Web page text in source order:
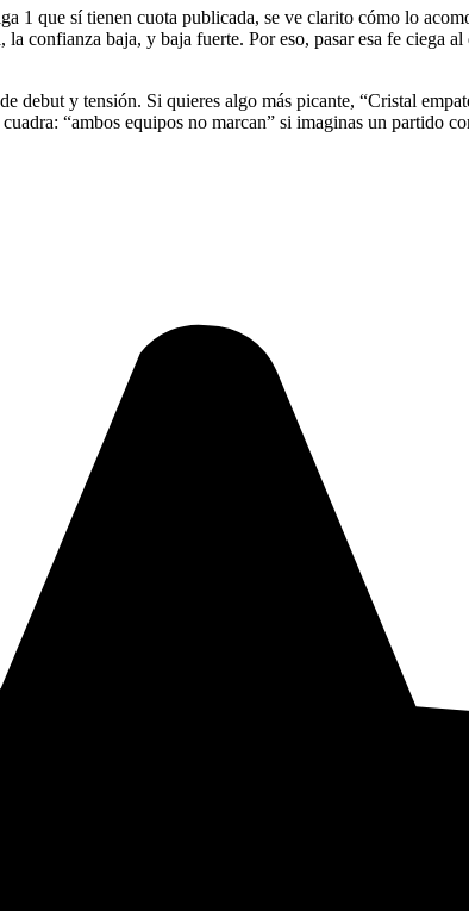
1 que sí tienen cuota publicada, se ve clarito cómo lo
confianza baja, y baja fuerte. Por eso, pasar esa fe ciega
debut y tensión. Si quieres algo más picante, “Cristal
“ambos equipos no marcan” si imaginas un partido